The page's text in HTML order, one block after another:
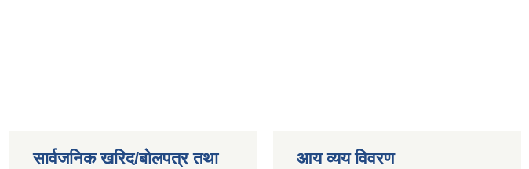
सार्वजनिक खरिद/बोलपत्र तथा
आय व्यय विवरण